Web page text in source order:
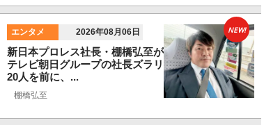
エンタメ 2026年08月06日
新日本プロレス社長・棚橋弘至が
テレビ朝日グループの社長ズラリ
20人を前に、...
棚橋弘至
NEW!